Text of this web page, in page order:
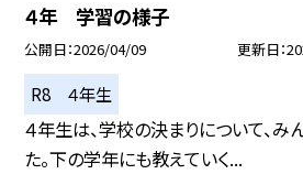
４年 学習の様子
公開日 2026/04/09 更新日
R8 ４年生
４年生は、学校の決まりについて、
た。下の学年にも教えていく...